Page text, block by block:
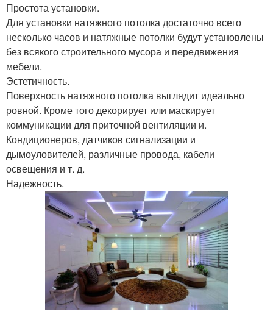
Простота установки.
Для установки натяжного потолка достаточно всего
несколько часов и натяжные потолки будут установлены
без всякого строительного мусора и передвижения
мебели.
Эстетичность.
Поверхность натяжного потолка выглядит идеально
ровной. Кроме того декорирует или маскирует
коммуникации для приточной вентиляции и.
Кондиционеров, датчиков сигнализации и
дымоуловителей, различные провода, кабели
освещения и т. д.
Надежность.